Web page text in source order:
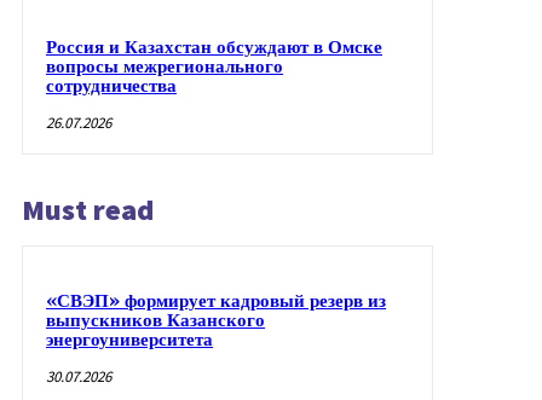
Россия и Казахстан обсуждают в Омске
вопросы межрегионального
сотрудничества
26.07.2026
Must read
«СВЭП» формирует кадровый резерв из
выпускников Казанского
энергоуниверситета
30.07.2026